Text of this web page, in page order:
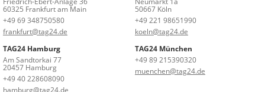
60325 Frankfurt am Main
+49 69 348750580
frankfurt@tag24.de
50667 Köln
+49 221 98651990
koeln@tag24.de
TAG24 Hamburg
Am Sandtorkai 77
20457 Hamburg
+49 40 228608090
hamburg@tag24.de
TAG24 München
+49 89 215390320
muenchen@tag24.de